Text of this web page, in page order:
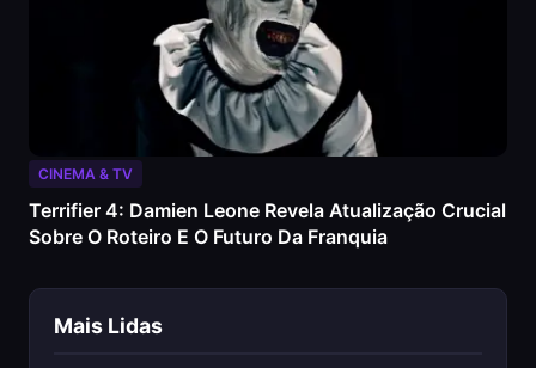
CINEMA & TV
Terrifier 4: Damien Leone Revela Atualização Crucial
Sobre O Roteiro E O Futuro Da Franquia
Mais Lidas